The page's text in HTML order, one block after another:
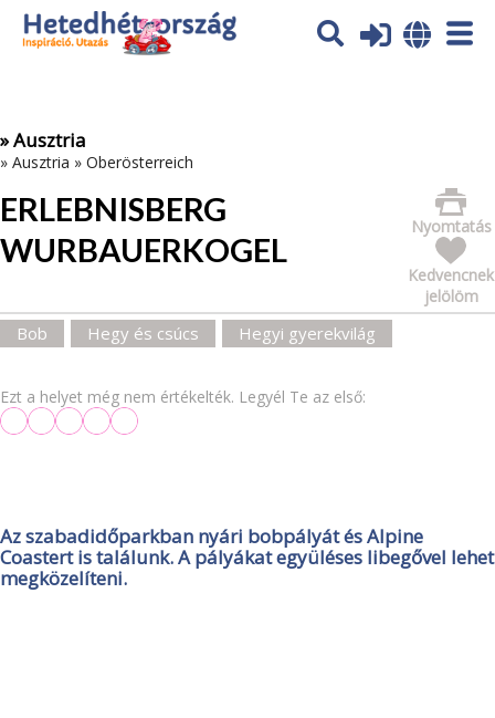
Az oldal sütiket (cookies) használ. További tájékoztatás itt:
Adatvédelmi tájékoztató
» Ausztria
» Ausztria » Oberösterreich
ERLEBNISBERG
WURBAUERKOGEL
Nyomtatás
Kedvencnek
jelölöm
Bob Hegy és csúcs Hegyi gyerekvilág
Ezt a helyet még nem értékelték. Legyél Te az első:
Az szabadidőparkban nyári bobpályát és Alpine
Coastert is találunk. A pályákat együléses libegővel lehet
megközelíteni.